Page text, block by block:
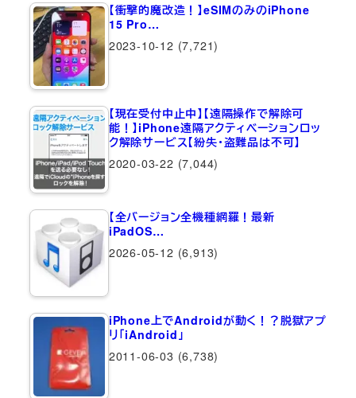
【衝撃的魔改造！】eSIMのみのiPhone
15 Pro…
2023-10-12 (7,721)
【現在受付中止中】【遠隔操作で解除可
能！】iPhone遠隔アクティベーションロッ
ク解除サービス【紛失・盗難品は不可】
2020-03-22 (7,044)
【全バージョン全機種網羅！最新
iPadOS…
2026-05-12 (6,913)
iPhone上でAndroidが動く！？脱獄アプ
リ「iAndroid」
2011-06-03 (6,738)